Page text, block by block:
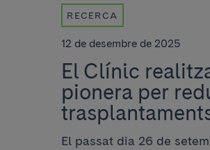
RECERCA
12 de desembre de 2025
El Clínic
pionera per
El passat dia 26 de